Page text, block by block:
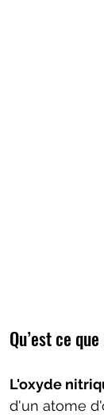
Qu’est ce
L'oxyde
d'un atome